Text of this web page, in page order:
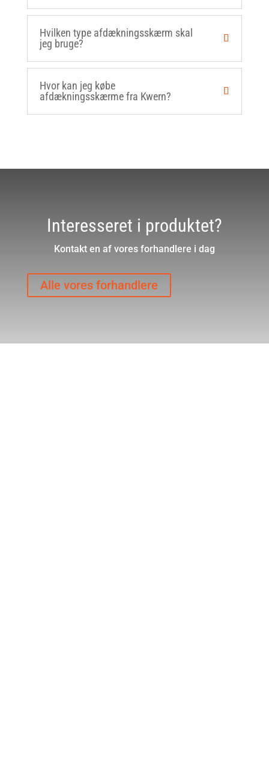
Hvilken type afdækningsskærm skal
jeg bruge?
Hvor kan jeg købe
afdækningsskærme fra Kwern?
Interesseret i produktet?
Kontakt en af vores forhandlere i dag
Alle vores forhandlere